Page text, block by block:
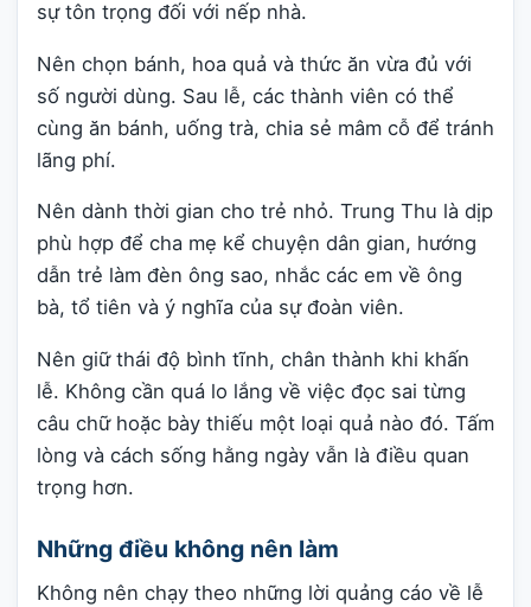
sự tôn trọng đối với nếp nhà.
Nên chọn bánh, hoa quả và thức ăn vừa đủ với
số người dùng. Sau lễ, các thành viên có thể
cùng ăn bánh, uống trà, chia sẻ mâm cỗ để tránh
lãng phí.
Nên dành thời gian cho trẻ nhỏ. Trung Thu là dịp
phù hợp để cha mẹ kể chuyện dân gian, hướng
dẫn trẻ làm đèn ông sao, nhắc các em về ông
bà, tổ tiên và ý nghĩa của sự đoàn viên.
Nên giữ thái độ bình tĩnh, chân thành khi khấn
lễ. Không cần quá lo lắng về việc đọc sai từng
câu chữ hoặc bày thiếu một loại quả nào đó. Tấm
lòng và cách sống hằng ngày vẫn là điều quan
trọng hơn.
Những điều không nên làm
Không nên chạy theo những lời quảng cáo về lễ